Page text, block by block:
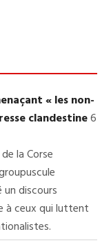
« les non-
clandestine6
la Corse
discours
à ceux qui luttent